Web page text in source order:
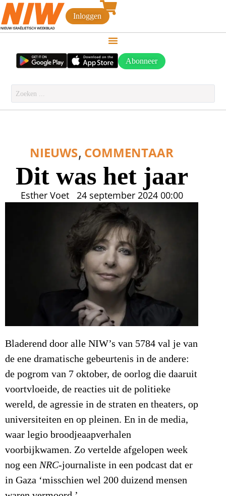
Inloggen
Abonneer
NIEUWS, COMMENTAAR
Dit was het jaar
Esther Voet 24 september 2024 00:00
Bladerend door alle NIW’s van 5784 val je van
de ene dramatische gebeurtenis in de andere:
de pogrom van 7 oktober, de oorlog die daaruit
voortvloeide, de reacties uit de politieke
wereld, de agressie in de straten en theaters, op
universiteiten en op pleinen. En in de media,
waar legio broodjeaapverhalen
voorbijkwamen. Zo vertelde afgelopen week
nog een NRC-journaliste in een podcast dat er
in Gaza ‘misschien wel 200 duizend mensen